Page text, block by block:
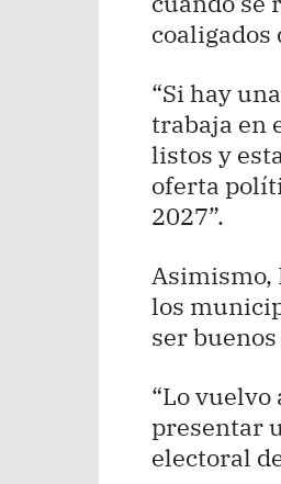
“Si hay
trabaja en
listos y
oferta
2027”.
Asimismo,
los
ser
“Lo
presentar
electoral